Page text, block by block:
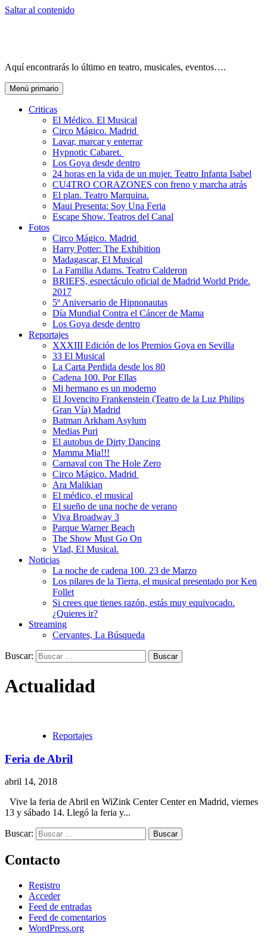
Saltar al contenido
Aquí encontrarás lo último en teatro, musicales, eventos….
Menú primario
Criticas
El Médico. El Musical
Circo Mágico. Madrid
Lavar, marcar y enterrar
Hypnotic Cabaret.
Los Goya desde dentro
24 horas en la vida de un mujer. Teatro Infanta Isabel
CU4TRO CORAZONES con freno y marcha atrás
El plan. Teatro Marquina.
Maui Presenta: Soy Una Feria
Escape Show. Teatros del Canal
Fotos
Circo Mágico. Madrid
Harry Potter: The Exhibition
Madagascar, El Musical
La Familia Adams. Teatro Calderon
BRIEFS, espectáculo oficial de Madrid World Pride.
2017
5º Aniversario de Hipnonautas
Día Mundial Contra el Cáncer de Mama
Los Goya desde dentro
Reportajes
XXXIII Edición de los Premios Goya en Sevilla
33 El Musical
La Carta Perdida desde los 80
Cadena 100. Por Ellas
Mi hermano es un moderno
El Jovencito Frankenstein (Teatro de la Luz Philips
Gran Vía) Madrid
Batman Arkham Asylum
Medias Puri
El autobus de Dirty Dancing
Mamma Mia!!!
Carnaval con The Hole Zero
Circo Mágico. Madrid
Ara Malikian
El médico, el musical
El sueño de una noche de verano
Viva Broadway 3
Parque Warner Beach
The Show Must Go On
Vlad, El Musical.
Noticias
La noche de cadena 100. 23 de Marzo
Los pilares de la Tierra, el musical presentado por Ken
Follet
Si crees que tienes razón, estás muy equivocado.
¿Quieres ir?
Streaming
Cervantes, La Búsqueda
Buscar:
Actualidad
Reportajes
Feria de Abril
abril 14, 2018
Vive la feria de Abril en WiZink Center Center en Madrid, viernes
13 y sábado 14. Llegó la feria y...
Buscar:
Contacto
Registro
Acceder
Feed de entradas
Feed de comentarios
WordPress.org